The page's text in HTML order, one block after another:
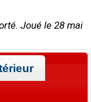
Joué le 28 mai